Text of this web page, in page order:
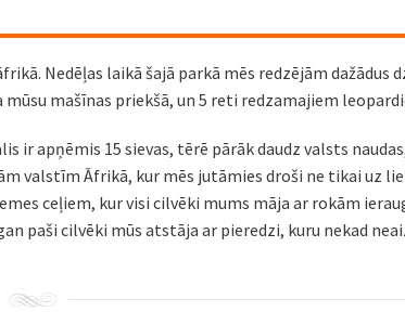
Nedēļas laikā šajā parkā mēs redzējām dažādus
mašīnas priekšā, un 5 reti redzamajiem
ir apņēmis 15 sievas, tērē pārāk daudz valsts
valstīm Āfrikā, kur mēs jutāmies droši ne tikai uz
ceļiem, kur visi cilvēki mums māja ar rokām
paši cilvēki mūs atstāja ar pieredzi, kuru nekad